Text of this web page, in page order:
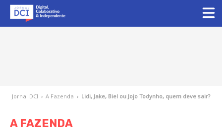
Jornal DCI › A Fazenda › Lidi, Jake, Biel ou Jojo Todynho, quem deve sair?
A FAZENDA